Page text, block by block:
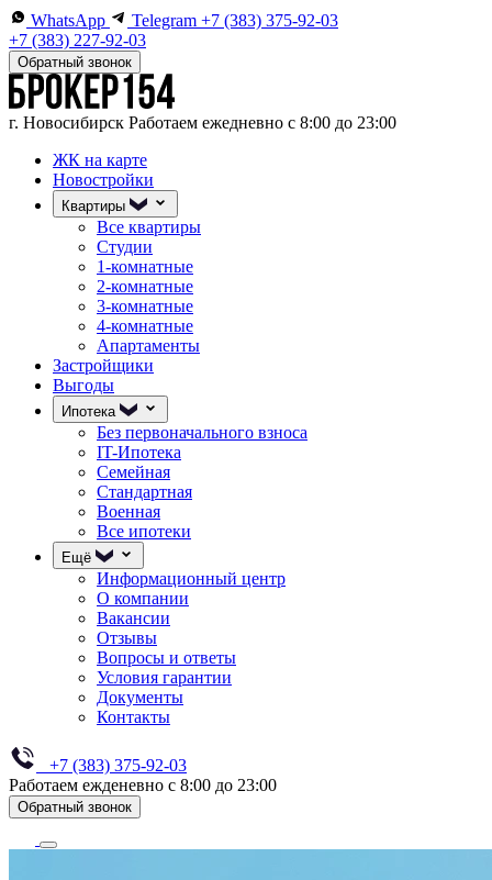
WhatsApp Telegram +7 (383) 375-92-03
+7 (383) 227-92-03
Обратный звонок
г. Новосибирск Работаем ежедневно с 8:00 до 23:00
ЖК на карте
Новостройки
Квартиры
Все квартиры
Студии
1-комнатные
2-комнатные
3-комнатные
4-комнатные
Апартаменты
Застройщики
Выгоды
Ипотека
Без первоначального взноса
IT-Ипотека
Семейная
Стандартная
Военная
Все ипотеки
Ещё
Информационный центр
О компании
Вакансии
Отзывы
Вопросы и ответы
Условия гарантии
Документы
Контакты
+7 (383) 375-92-03
Работаем ежденевно с 8:00 до 23:00
Обратный звонок